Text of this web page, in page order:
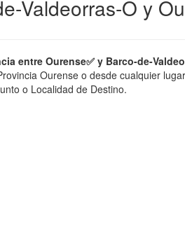
Valdeorras-O y
entre Ourense✅ y Barco-de-
Ourense o desde cualquier
o Localidad de Destino.